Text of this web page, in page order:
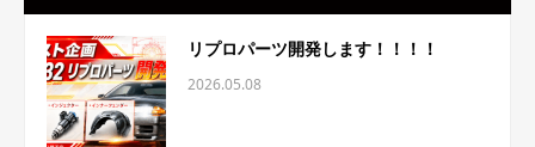
リプロパーツ開発します！！！！
2026.05.08